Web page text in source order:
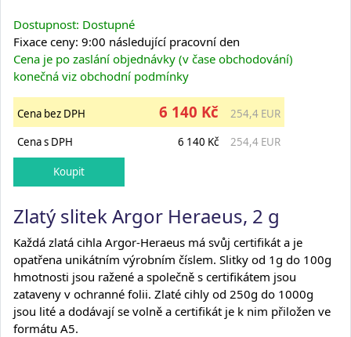
Dostupnost: Dostupné
Fixace ceny: 9:00 následující pracovní den
Cena je po zaslání objednávky (v čase obchodování)
konečná viz obchodní podmínky
Cena bez DPH 6 140 Kč
254,4 EUR
Cena s DPH
6 140 Kč 254,4 EUR
Zlatý slitek Argor Heraeus, 2 g
Každá zlatá cihla Argor-Heraeus má svůj certifikát a je
opatřena unikátním výrobním číslem. Slitky od 1g do 100g
hmotnosti jsou ražené a společně s certifikátem jsou
zataveny v ochranné folii. Zlaté cihly od 250g do 1000g
jsou lité a dodávají se volně a certifikát je k nim přiložen ve
formátu A5.